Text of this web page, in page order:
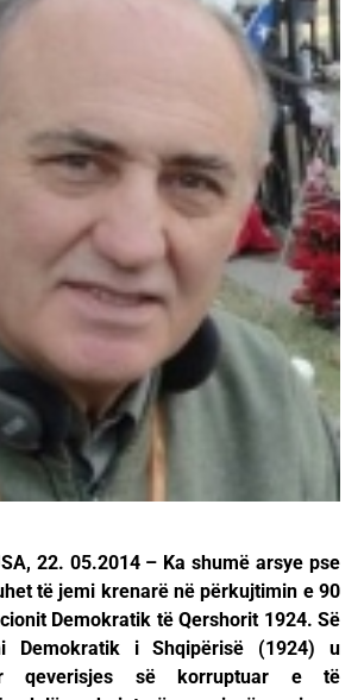
22. 05.2014 – Ka shumë arsye pse
të jemi krenarë në përkujtimin e 90
Demokratik të Qershorit 1924. Së
Demokratik i Shqipërisë (1924) u
qeverisjes së korruptuar e të